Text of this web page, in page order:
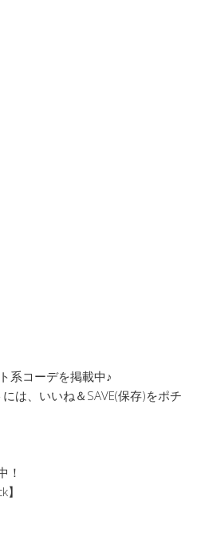
系コーデを掲載中♪
は、いいね＆SAVE(保存)をポチ
！